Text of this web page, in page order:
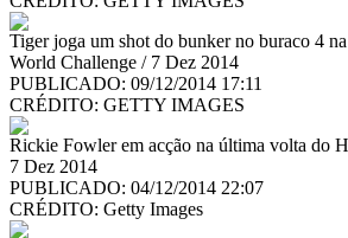
Tiger joga um shot do bunker no buraco 4
World Challenge / 7 Dez 2014
PUBLICADO: 09/12/2014 17:11
CRÉDITO: GETTY IMAGES
Rickie Fowler em acção na última volta do
7 Dez 2014
PUBLICADO: 04/12/2014 22:07
CRÉDITO: Getty Images